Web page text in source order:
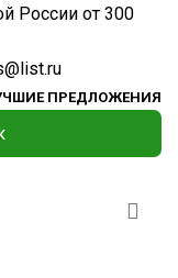
России от 300
ПРЕДЛОЖЕНИЯ